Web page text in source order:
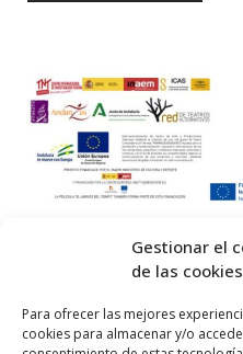
Gestionar el
de las cookies
Para ofrecer las mejores
cookies para almacenar y/o